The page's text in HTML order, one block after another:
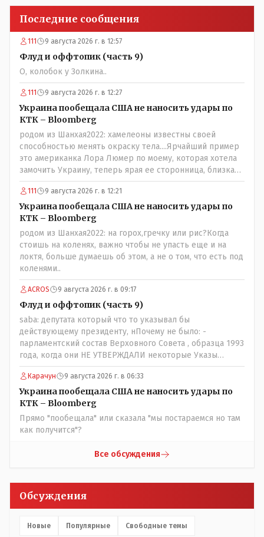
Последние сообщения
111 9 августа 2026 г. в 12:57
Флуд и оффтопик (часть 9)
О, колобок у Золкина..
111 9 августа 2026 г. в 12:27
Украина пообещала США не наносить удары по
КТК – Bloomberg
родом из Шанхая2022: хамелеоны известны своей
способностью менять окраску тела....Ярчайший пример
это американка Лора Люмер по моему, которая хотела
замочить Украину, теперь ярая ее сторонница, близкая
к Трампу. Ну и западные страны тем более, которые
предоставляли Зеленскому убежище, чтоб он бежал и
которые развернулись потом на 180 или 360 градусов,
посмотрев на того, как он не сдался, но ты же там сам
живешь и многое знаешь о тех, на кого работаешь.. Это
просто прагматизм и ничего личного. Победим мы, они
встанут под нас и наоборот и все это понимают..
111 9 августа 2026 г. в 12:21
Украина пообещала США не наносить удары по
КТК – Bloomberg
родом из Шанхая2022: на горох,гречку или рис?Когда
стоишь на коленях, важно чтобы не упасть еще и на
локтя, больше думаешь об этом, а не о том, что есть под
коленями..
ACROS 9 августа 2026 г. в 09:17
Флуд и оффтопик (часть 9)
saba: депутата который что то указывал бы
действующему президенту, нПочему не было: -
парламентский состав Верховного Совета , образца 1993
года, когда они НЕ УТВЕРЖДАЛИ некоторые Указы
Назарбаева, особенно в части выборов и перевыборов и
некоторых вопросах внутренней политики, и тогда
Назарбай волевым Указом РАСПУСТИЛ этот бунтарский
состав. Имя - Серикболсын Абдильдин вам знакомо -
юывший секретарь ЦК КП Казахстана , впоследствии -
депутат Верховного Совета и Мажлиса и Председатель
партии коммунстов- он в то время и после и причём
НЕОДНОКРАТНО, указывал и многократно на недостатки
Назарбая и предлагал ему самому ДОБРОВОЛЬНО уйти с
Карачун 9 августа 2026 г. в 06:33
Украина пообещала США не наносить удары по
КТК – Bloomberg
Прямо "пообещала" или сказала "мы постараемся но там
как получится"?
Все обсуждения
Обсуждения
Новые Популярные Свободные темы